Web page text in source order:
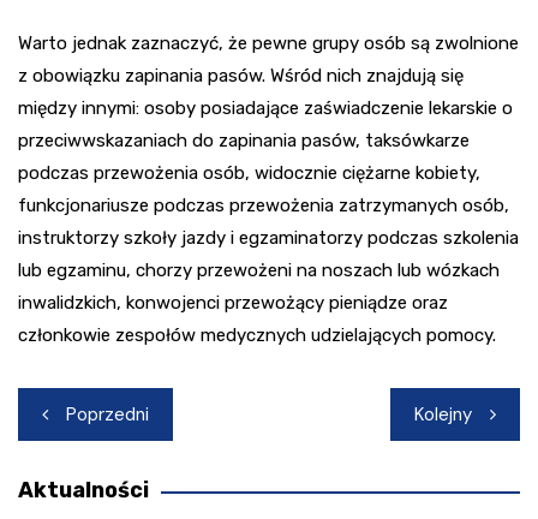
Warto jednak zaznaczyć, że pewne grupy osób są zwolnione
z obowiązku zapinania pasów. Wśród nich znajdują się
między innymi: osoby posiadające zaświadczenie lekarskie o
przeciwwskazaniach do zapinania pasów, taksówkarze
podczas przewożenia osób, widocznie ciężarne kobiety,
funkcjonariusze podczas przewożenia zatrzymanych osób,
instruktorzy szkoły jazdy i egzaminatorzy podczas szkolenia
lub egzaminu, chorzy przewożeni na noszach lub wózkach
inwalidzkich, konwojenci przewożący pieniądze oraz
członkowie zespołów medycznych udzielających pomocy.
Nawigacja
wpisu
Poprzedni Kolejny
Aktualności